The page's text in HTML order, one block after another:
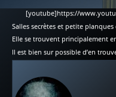
[youtube]https://
Salles secrètes et petite
Elle se trouvent principalement
Il est bien sur possible d’en